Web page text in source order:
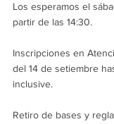
Los esperamos el
partir de las 14:30.
Inscripciones en
del 14 de setiembre
inclusive.
Retiro de bases y